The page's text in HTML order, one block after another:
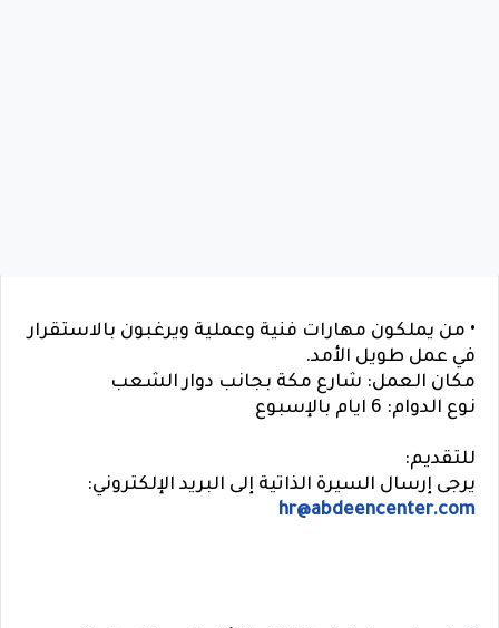
• من يملكون مهارات فنية وعملية ويرغبون بالاستقرار
في عمل طويل الأمد.
مكان العمل: شارع مكة بجانب دوار الشعب
نوع الدوام: 6 ايام بالإسبوع
للتقديم:
يرجى إرسال السيرة الذاتية إلى البريد الإلكتروني:
hr@abdeencenter.com